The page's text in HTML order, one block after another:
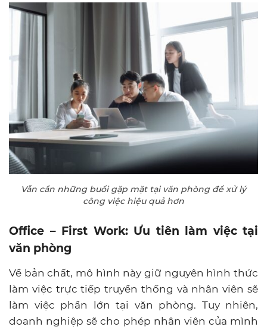
Vẫn cần những buổi gặp mặt tại văn phòng để xử lý
công việc hiệu quả hơn
Office – First Work: Ưu tiên làm việc tại
văn phòng
Về bản chất, mô hình này giữ nguyên hình thức
làm việc trực tiếp truyền thống và nhân viên sẽ
làm việc phần lớn tại văn phòng. Tuy nhiên,
doanh nghiệp sẽ cho phép nhân viên của mình